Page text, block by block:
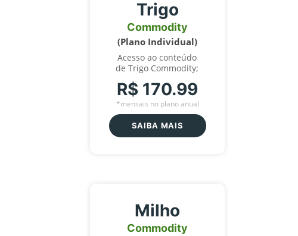
Trigo
Commodity
(Plano Individual)
Acesso ao conteúdo
de Trigo Commodity;
R$ 170.99
*mensais no plano anual
SAIBA MAIS
Milho
Commodity